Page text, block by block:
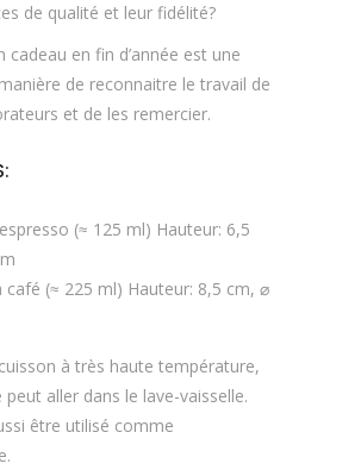
de qualité et leur fidélité?
cadeau en fin d’année est une
de reconnaitre le travail de
et de les remercier.
(≈ 125 ml) Hauteur: 6,5
café (≈ 225 ml) Hauteur: 8,5 cm, ⌀
à très haute température,
aller dans le lave-vaisselle.
être utilisé comme